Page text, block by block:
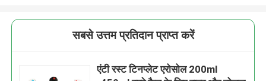
सबसे उत्तम प्रतिदान प्राप्त करें
एंटी रस्ट टिनप्लेट एरोसोल 200ml